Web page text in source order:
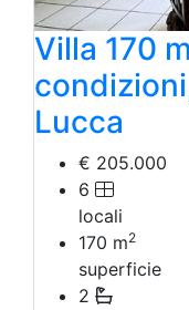
Villa 170 m
Lucca
€ 205.000
6
locali
170 m2
superficie
2